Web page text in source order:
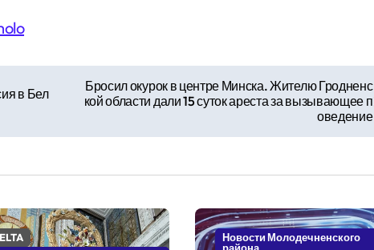
в Бел
Бросил окурок в центре Минска. Жителю Гродненс
кой области дали 15 суток ареста за вызывающее п
оведение
Новости Молодечненского